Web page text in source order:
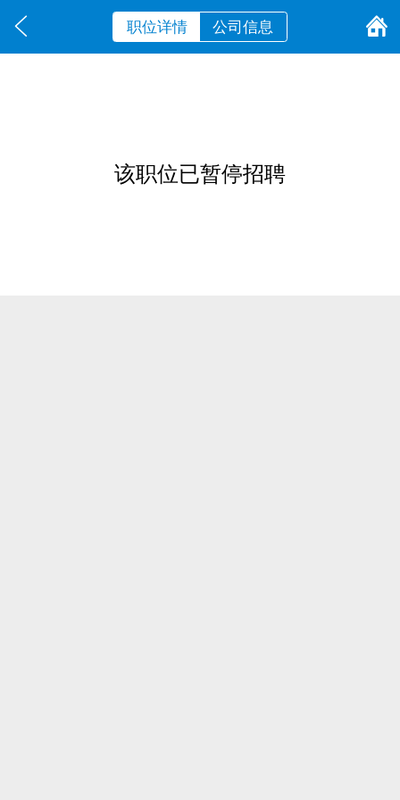
职位详情 公司信息
该职位已暂停招聘